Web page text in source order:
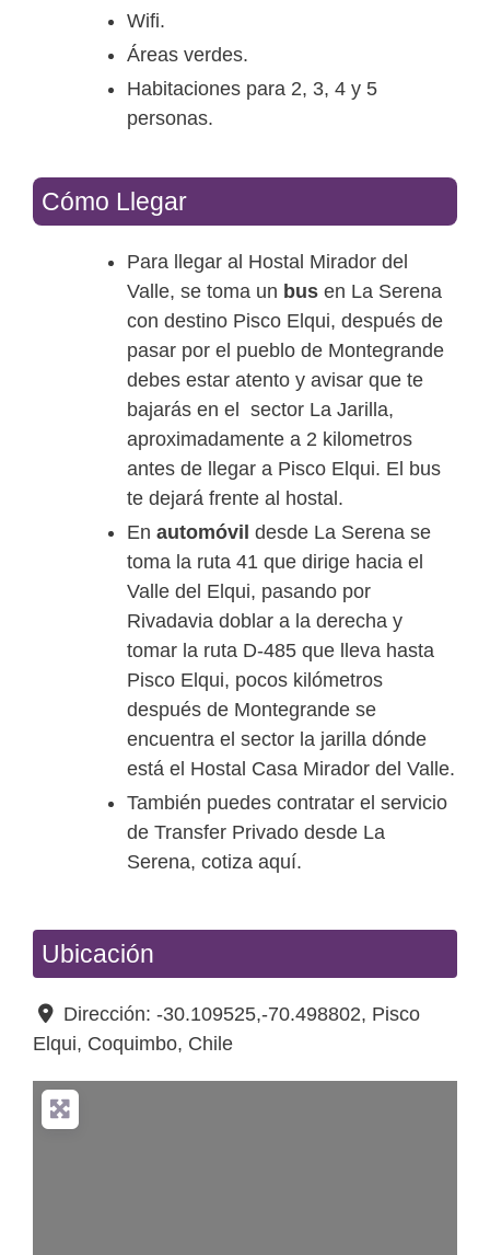
Wifi.
Áreas verdes.
Habitaciones para 2, 3, 4 y 5
personas.
Cómo Llegar
Para llegar al Hostal Mirador del
Valle, se toma un bus en La Serena
con destino Pisco Elqui, después de
pasar por el pueblo de Montegrande
debes estar atento y avisar que te
bajarás en el sector La Jarilla,
aproximadamente a 2 kilometros
antes de llegar a Pisco Elqui. El bus
te dejará frente al hostal.
En automóvil desde La Serena se
toma la ruta 41 que dirige hacia el
Valle del Elqui, pasando por
Rivadavia doblar a la derecha y
tomar la ruta D-485 que lleva hasta
Pisco Elqui, pocos kilómetros
después de Montegrande se
encuentra el sector la jarilla dónde
está el Hostal Casa Mirador del Valle.
También puedes contratar el servicio
de Transfer Privado desde La
Serena, cotiza aquí.
Ubicación
Dirección:-30.109525,-70.498802, Pisco
Elqui, Coquimbo, Chile